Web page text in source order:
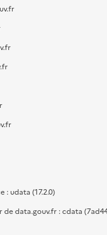
: udata (17.2.0)
de data.gouv.fr : cdata